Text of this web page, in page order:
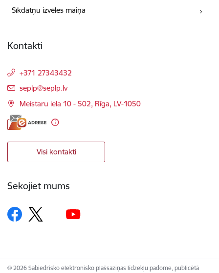
Sīkdatņu izvēles maiņa
Kontakti
+371 27343432
E-pasts:
seplp@seplp.lv
Meistaru iela 10 - 502, Rīga, LV-1050
Visi kontakti
Sekojiet mums
© 2026 Sabiedrisko elektronisko plašsaziņas līdzekļu padome, publicētā